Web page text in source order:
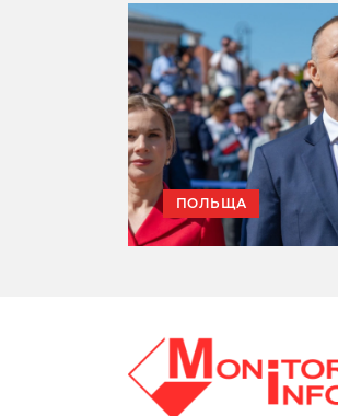
ПОЛЬЩА